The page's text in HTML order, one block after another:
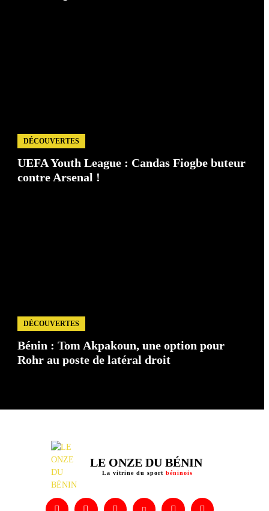
DÉCOUVERTES
UEFA Youth League : Candas Fiogbe buteur
contre Arsenal !
DÉCOUVERTES
Bénin : Tom Akpakoun, une option pour
Rohr au poste de latéral droit
LE ONZE DU BÉNIN
La vitrine du sport béninois